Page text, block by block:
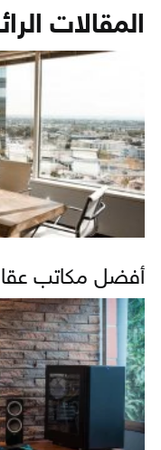
المقالات
أفضل مكاتب